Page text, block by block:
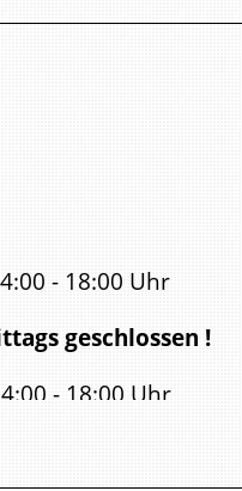
- 18:00 Uhr
geschlossen !
- 18:00 Uhr